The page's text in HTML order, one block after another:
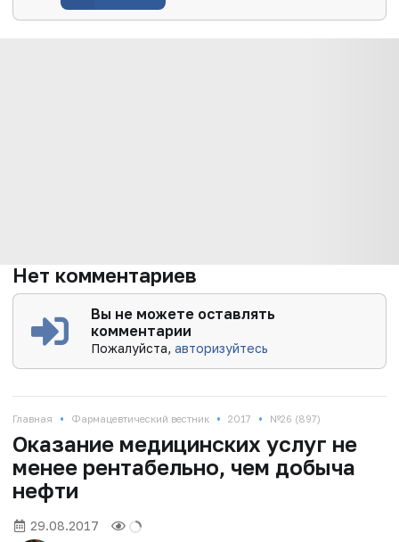
Нет комментариев
Вы не можете оставлять
комментарии
Пожалуйста,авторизуйтесь
Главная • Фармацевтический вестник • 2017 • №26 (897)
Оказание медицинских услуг не
менее рентабельно, чем добыча
нефти
29.08.2017